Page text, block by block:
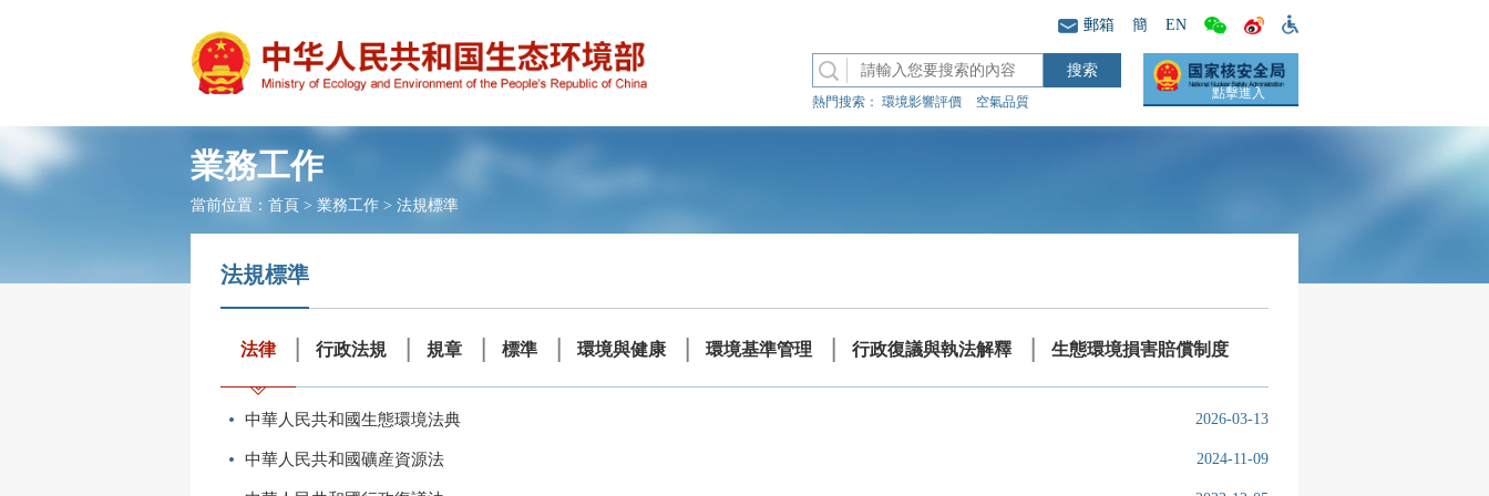
郵箱 簡 EN
熱門搜索： 環境影響評價 空氣品質
點擊進入
業務工作
當前位置： 首頁 > 業務工作 > 法規標準
法規標準
法律 行政法規 規章 標準 環境與健康 環境基準管理 行政復議與執法解釋 生態環境損害賠償制度
中華人民共和國生態環境法典 2026-03-13
中華人民共和國礦産資源法 2024-11-09